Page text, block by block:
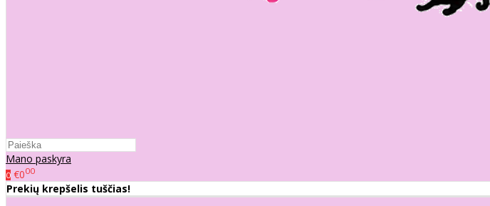
Mano paskyra
0 €000
Prekių krepšelis tuščias!